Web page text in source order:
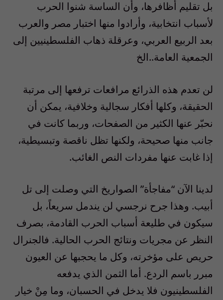
بل تقليم أظافرها، وأن الساسة شنوا الحرب
لأسباب انتخابية، وأرادوا منها اختبار مصر والعرب
بعد الربيع العربي، وعرقلة ذهاب الفلسطينيين إلى
الجمعية العامة..الخ
لن تعدم هذه الذرائع مرافعات ترفعها إلى مرتبة
الحقيقة، وكلها أفكار سجالية وخلافية، يمكن أن
نحبّر عنها الكثير من الصفحات، وربما كانت في
جانب منها صحيحة، ولكنها تظل ناقصة وتبسيطية،
إذا غابت عنها مفردات النص الغائب.
لدينا الآن “مفاجأة” الصواريخ التي وصلت إلى تل
أبيب. وهذا جرح نرجسي لن يندمل سريعاً، بل
سيكون في طليعة أسباب الحرب القادمة، بصرف
النظر عن مجريات ونتائج الحرب الحالية. فالجنرال
حريص على مؤخرته، وكل ما يحجبها عن العيون
مبرر باسم الردع. أما الثمن الذي يدفعه
الفلسطينيون فلا يدخل في الحسبان، وما مِنْ خيار